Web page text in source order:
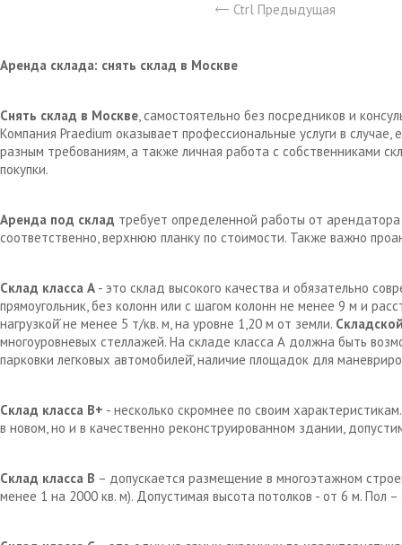
Ctrl Предыдущая
Аренда склада: снять склад в Москве
Снять склад в Москве, самостоятельно без посредников и
Компания Praedium оказывает профессиональные услуги в
разным требованиям, а также личная работа с собственниками
покупки.
Аренда под склад требует определенной работы от
соответственно, верхнюю планку по стоимости. Также важно
Склад класса А - это склад высокого качества и обязательно
прямоугольник, без колонн или с шагом колонн не менее 9 м и
нагрузкой̆ не менее 5 т/кв. м, на уровне 1,20 м от земли.
многоуровневых стеллажей. На складе класса А должна быть
парковки легковых автомобилей̆, наличие площадок для
Склад класса В+ - несколько скромнее по своим
в новом, но и в качественно реконструированном здании,
Склад класса В – допускается размещение в многоэтажном
менее 1 на 2000 кв. м). Допустимая высота потолков - от 6 м. Пол